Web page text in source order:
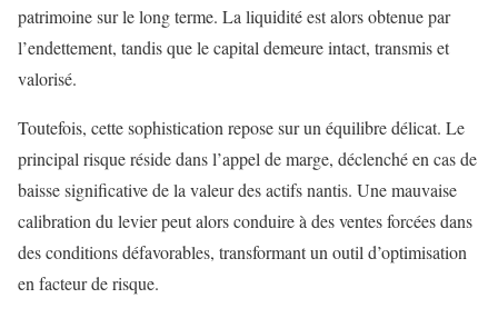
patrimoine sur le long terme. La liquidité est alors obtenue par
l’endettement, tandis que le capital demeure intact, transmis et
valorisé.
Toutefois, cette sophistication repose sur un équilibre délicat. Le
principal risque réside dans l’appel de marge, déclenché en cas de
baisse significative de la valeur des actifs nantis. Une mauvaise
calibration du levier peut alors conduire à des ventes forcées dans
des conditions défavorables, transformant un outil d’optimisation
en facteur de risque.